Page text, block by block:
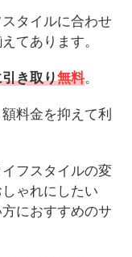
タイルに合わせ
てあります。
き取り無料。
料金を抑えて利
フスタイルの変
ゃれにしたい
におすすめのサ